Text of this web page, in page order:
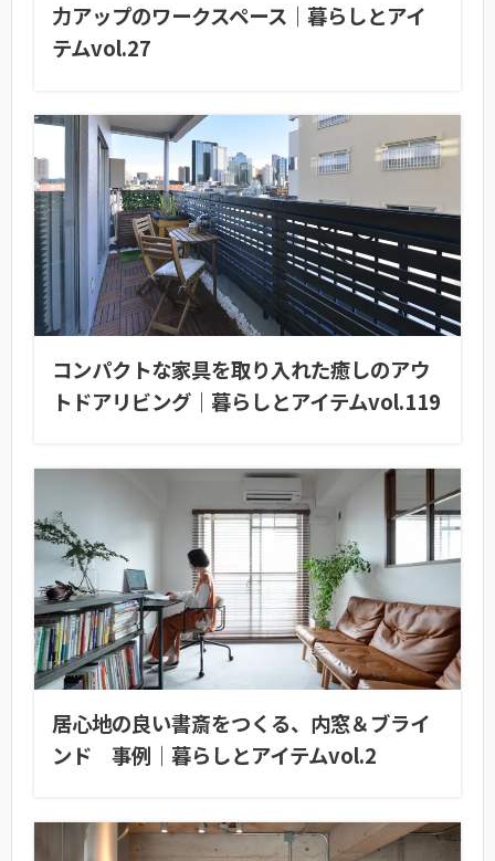
力アップのワークスペース｜暮らしとアイ
テムvol.27
コンパクトな家具を取り入れた癒しのアウ
トドアリビング｜暮らしとアイテムvol.119
居心地の良い書斎をつくる、内窓＆ブライ
ンド 事例｜暮らしとアイテムvol.2